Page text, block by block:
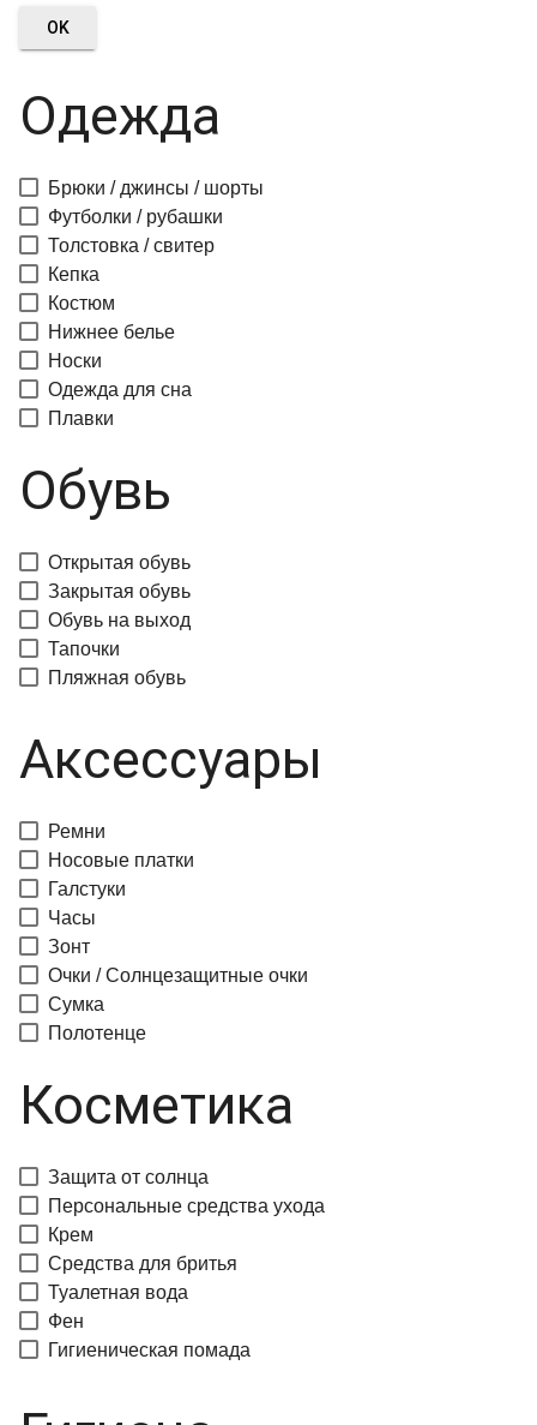
OK
Одежда
Брюки / джинсы / шорты
Футболки / рубашки
Толстовка / свитер
Кепка
Костюм
Нижнее белье
Носки
Одежда для сна
Плавки
Обувь
Открытая обувь
Закрытая обувь
Обувь на выход
Тапочки
Пляжная обувь
Аксессуары
Ремни
Носовые платки
Галстуки
Часы
Зонт
Очки / Солнцезащитные очки
Сумка
Полотенце
Косметика
Защита от солнца
Персональные средства ухода
Крем
Средства для бритья
Туалетная вода
Фен
Гигиеническая помада